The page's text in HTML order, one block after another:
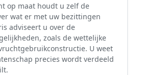
op maat houdt u zelf de
wat er met uw bezittingen
adviseert u over de
zoals de wettelijke
U weet
precies wordt verdeeld